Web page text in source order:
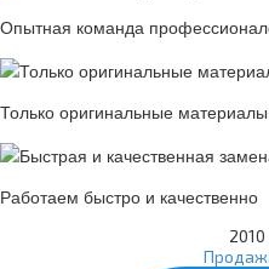
Опытная команда
Только оригинальные материалы
Работаем быстро и качественно